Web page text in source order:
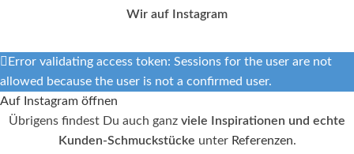
Wir auf Instagram
Error validating access token: Sessions for the user are not
allowed because the user is not a confirmed user.
Auf Instagram öffnen
Übrigens findest Du auch ganz viele Inspirationen und echte
Kunden-Schmuckstücke unter Referenzen.